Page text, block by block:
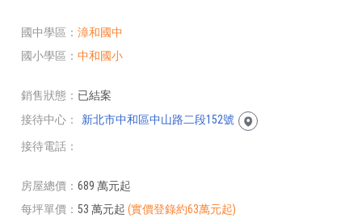
國中學區
漳和國中
國小學區
中和國小
銷售狀態
已結案
接待中心
新北市中和區中山路二段152號
接待電話
房屋總價
689 萬元起
每坪單價
53 萬元起(實價登錄約63萬元起)